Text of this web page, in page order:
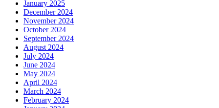
January 2025
December 2024
November 2024
October 2024
September 2024
August 2024
July 2024
June 2024
May 2024
April 2024
March 2024
February 2024